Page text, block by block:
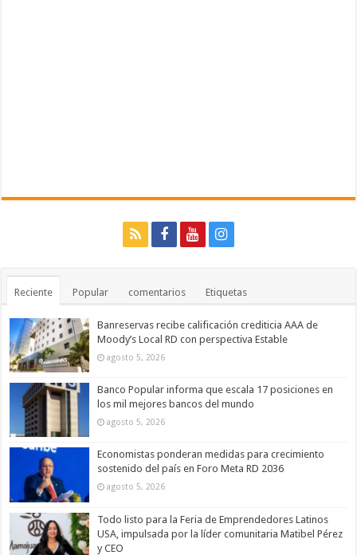
Reciente Popular comentarios Etiquetas
Banreservas recibe calificación crediticia AAA de
Moody’s Local RD con perspectiva Estable
agosto 5, 2026
Banco Popular informa que escala 17 posiciones en
los mil mejores bancos del mundo
agosto 5, 2026
Economistas ponderan medidas para crecimiento
sostenido del país en Foro Meta RD 2036
agosto 5, 2026
Todo listo para la Feria de Emprendedores Latinos
USA, impulsada por la líder comunitaria Matibel Pérez
y CEO